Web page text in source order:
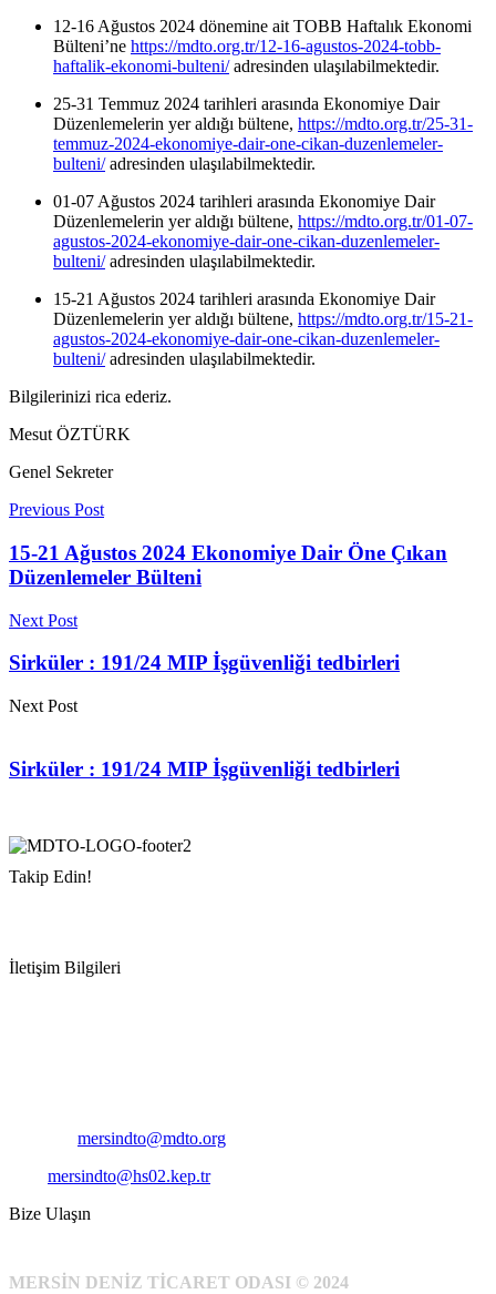
12-16 Ağustos 2024 dönemine ait TOBB Haftalık Ekonomi
Bülteni’ne https://mdto.org.tr/12-16-agustos-2024-tobb-
haftalik-ekonomi-bulteni/adresinden ulaşılabilmektedir.
25-31 Temmuz 2024 tarihleri arasında Ekonomiye Dair
Düzenlemelerin yer aldığı bültene, https://mdto.org.tr/25-31-
temmuz-2024-ekonomiye-dair-one-cikan-duzenlemeler-
bulteni/adresinden ulaşılabilmektedir.
01-07 Ağustos 2024 tarihleri arasında Ekonomiye Dair
Düzenlemelerin yer aldığı bültene, https://mdto.org.tr/01-07-
agustos-2024-ekonomiye-dair-one-cikan-duzenlemeler-
bulteni/adresinden ulaşılabilmektedir.
15-21 Ağustos 2024 tarihleri arasında Ekonomiye Dair
Düzenlemelerin yer aldığı bültene, https://mdto.org.tr/15-21-
agustos-2024-ekonomiye-dair-one-cikan-duzenlemeler-
bulteni/adresinden ulaşılabilmektedir.
Bilgilerinizi rica ederiz.
Mesut ÖZTÜRK
Genel Sekreter
Previous Post
15-21 Ağustos 2024 Ekonomiye Dair Öne Çıkan
Düzenlemeler Bülteni
Next Post
Sirküler : 191/24 MIP İşgüvenliği tedbirleri
Next Post
Sirküler : 191/24 MIP İşgüvenliği tedbirleri
Takip Edin!
İletişim Bilgileri
mersindto@mdto.org
mersindto@hs02.kep.tr
Bize Ulaşın
MERSİN DENİZ TİCARET ODASI © 2024